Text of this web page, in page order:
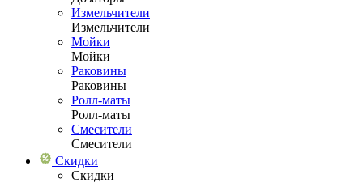
Измельчители
Измельчители
Мойки
Мойки
Раковины
Раковины
Ролл-маты
Ролл-маты
Смесители
Смесители
Скидки
Скидки